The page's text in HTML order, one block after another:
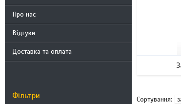
Про нас
Відгуки
Доставка та оплата
Фільтри